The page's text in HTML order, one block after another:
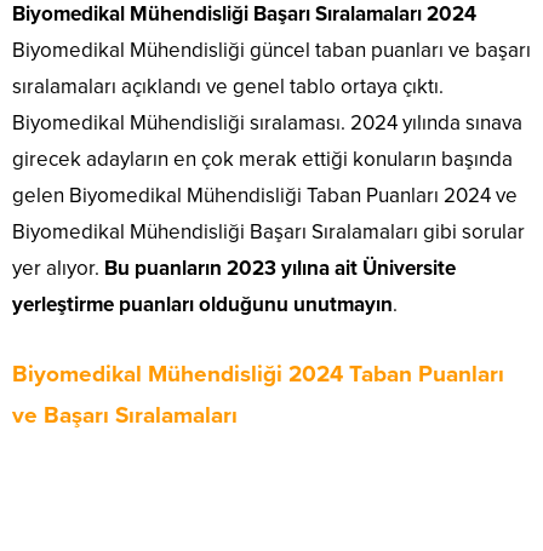
Biyomedikal Mühendisliği Başarı Sıralamaları 2024
Biyomedikal Mühendisliği güncel taban puanları ve başarı
sıralamaları açıklandı ve genel tablo ortaya çıktı.
Biyomedikal Mühendisliği sıralaması. 2024 yılında sınava
girecek adayların en çok merak ettiği konuların başında
gelen Biyomedikal Mühendisliği Taban Puanları 2024 ve
Biyomedikal Mühendisliği Başarı Sıralamaları gibi sorular
yer alıyor. Bu puanların 2023 yılına ait Üniversite
yerleştirme puanları olduğunu unutmayın.
Biyomedikal Mühendisliği 2024 Taban Puanları
ve Başarı Sıralamaları